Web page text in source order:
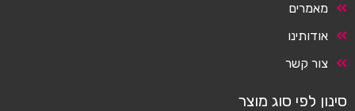
מאמרים
אודותינו
צור קשר
סינון לפי סוג מוצר